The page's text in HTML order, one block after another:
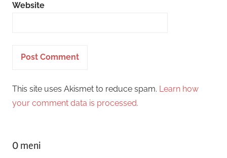
Website
This site uses Akismet to reduce spam. Learn how
your comment data is processed.
O meni